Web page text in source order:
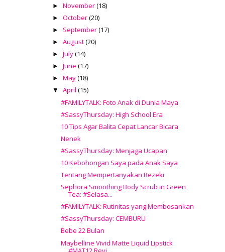
► November(18)
► October(20)
► September(17)
► August(20)
► July(14)
► June (17)
► May(18)
▼ April (15)
#FAMILYTALK: Foto Anak di Dunia Maya
#SassyThursday: High School Era
10 Tips Agar Balita Cepat Lancar Bicara
Nenek
#SassyThursday: Menjaga Ucapan
10 Kebohongan Saya pada Anak Saya
Tentang Mempertanyakan Rezeki
Sephora Smoothing Body Scrub in Green
Tea: #Selasa...
#FAMILYTALK: Rutinitas yang Membosankan
#SassyThursday: CEMBURU
Bebe 22 Bulan
Maybelline Vivid Matte Liquid Lipstick